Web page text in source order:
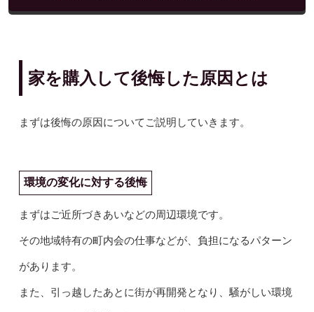
家を購入して後悔した原因とは
まずは後悔の原因についてご説明していきます。
環境の変化に対する後悔
まずはご近所づきあいなどの周辺環境です。
その地域特有の町内会の仕事などが、負担になるパターン
があります。
また、引っ越したあとに街が再開発となり、騒がしい環境